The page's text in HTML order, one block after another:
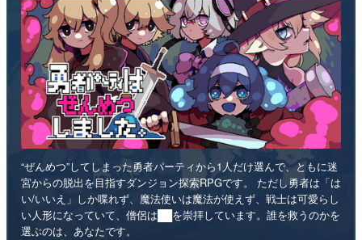
“ぜんめつ”してしまった勇者パーティから1人だけ選んで、ともに迷
宮からの脱出を目指すダンジョン探索RPGです。 ただし勇者は「は
い/いいえ」しか喋れず、魔法使いは魔法が使えず、戦士は可愛らし
い人形になっていて、僧侶は██を崇拝しています。誰を救うのかを
選ぶのは、あなたです。